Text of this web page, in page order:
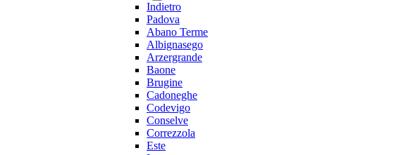
Indietro
Padova
Abano Terme
Albignasego
Arzergrande
Baone
Brugine
Cadoneghe
Codevigo
Conselve
Correzzola
Este